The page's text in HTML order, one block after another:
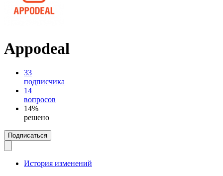
Appodeal
33
подписчика
14
вопросов
14%
решено
Подписаться
История изменений